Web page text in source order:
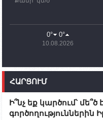
ՄԱԿ-ի
Ադրբեջանի
Ստեփանակերտ
10:07 02.10.2023
09:38 02.10.2023
Խումբն
0° 0°
10.08.2026
ՀԱՐՑՈՒՄ
Ի՞նչ եք կարծում՝